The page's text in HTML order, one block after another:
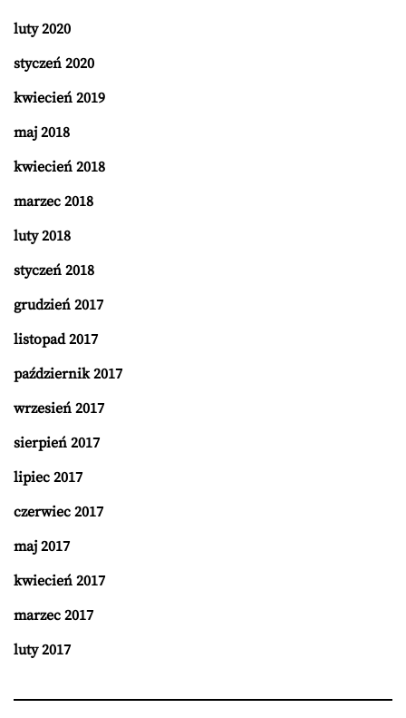
luty 2020
styczeń 2020
kwiecień 2019
maj 2018
kwiecień 2018
marzec 2018
luty 2018
styczeń 2018
grudzień 2017
listopad 2017
październik 2017
wrzesień 2017
sierpień 2017
lipiec 2017
czerwiec 2017
maj 2017
kwiecień 2017
marzec 2017
luty 2017